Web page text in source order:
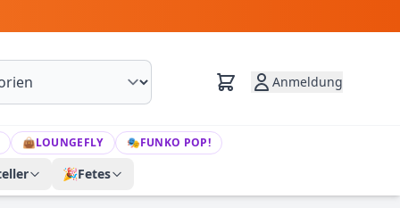
Anmeldung
👜LOUNGEFLY 🎭FUNKO POP!
🎉Fetes